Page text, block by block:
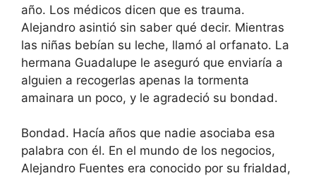
año. Los médicos dicen que es trauma.
Alejandro asintió sin saber qué decir. Mientras
las niñas bebían su leche, llamó al orfanato. La
hermana Guadalupe le aseguró que enviaría a
alguien a recogerlas apenas la tormenta
amainara un poco, y le agradeció su bondad.
Bondad. Hacía años que nadie asociaba esa
palabra con él. En el mundo de los negocios,
Alejandro Fuentes era conocido por su frialdad,